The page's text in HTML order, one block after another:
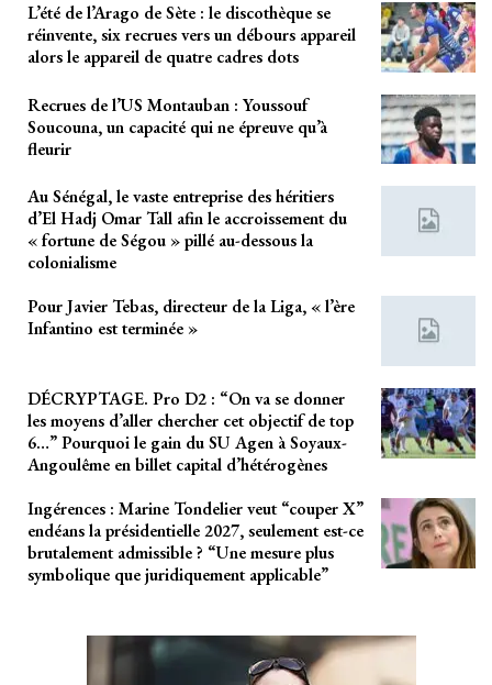
L’été de l’Arago de Sète : le discothèque se
réinvente, six recrues vers un débours appareil
alors le appareil de quatre cadres dots
Recrues de l’US Montauban : Youssouf
Soucouna, un capacité qui ne épreuve qu’à
fleurir
Au Sénégal, le vaste entreprise des héritiers
d’El Hadj Omar Tall afin le accroissement du
« fortune de Ségou » pillé au-dessous la
colonialisme
Pour Javier Tebas, directeur de la Liga, « l’ère
Infantino est terminée »
DÉCRYPTAGE. Pro D2 : “On va se donner
les moyens d’aller chercher cet objectif de top
6…” Pourquoi le gain du SU Agen à Soyaux-
Angoulême en billet capital d’hétérogènes
Ingérences : Marine Tondelier veut “couper X”
endéans la présidentielle 2027, seulement est-ce
brutalement admissible ? “Une mesure plus
symbolique que juridiquement applicable”